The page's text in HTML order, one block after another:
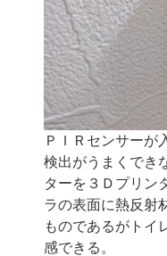
ＰＩＲセンサーが
検出がうまくでき
ターを３Ｄプリン
ラの表面に熱反射
ものであるがトイ
感できる。